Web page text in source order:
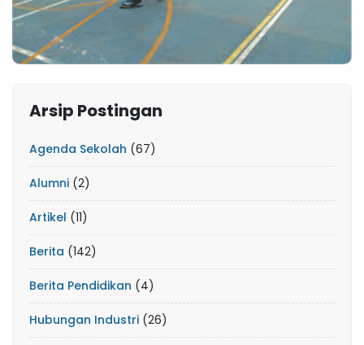
Arsip Postingan
Agenda Sekolah (67)
Alumni (2)
Artikel (11)
Berita (142)
Berita Pendidikan (4)
Hubungan Industri (26)